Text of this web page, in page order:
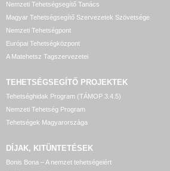
Nemzeti Tehetségsegítő Tanács
Magyar Tehetségsegítő Szervezetek Szövetsége
Nemzeti Tehetségpont
Európai Tehetségközpont
A Matehetsz Tagszervezetei
TEHETSÉGSEGÍTŐ PROJEKTEK
Tehetséghidak Program (TÁMOP 3.4.5)
Nemzeti Tehetség Program
Tehetségek Magyarországa
DÍJAK, KITÜNTETÉSEK
Bonis Bona – A nemzet tehetségeiért